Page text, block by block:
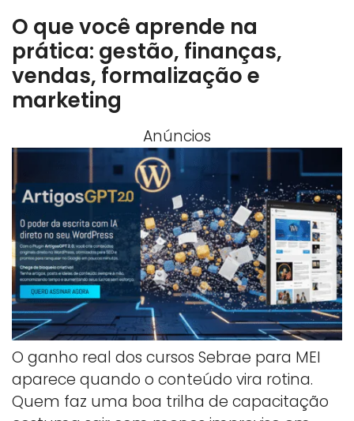
O que você aprende na
prática: gestão, finanças,
vendas, formalização e
marketing
Anúncios
O ganho real dos cursos Sebrae para MEI
aparece quando o conteúdo vira rotina.
Quem faz uma boa trilha de capacitação